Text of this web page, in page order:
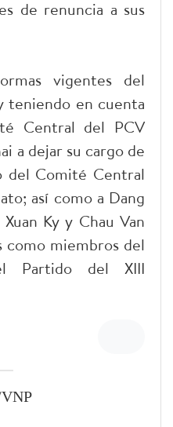
de renuncia a sus
vigentes del
teniendo en cuenta
Central del PCV
a dejar su cargo de
del Comité Central
así como a Dang
Ky y Chau Van
como miembros del
Partido del XIII